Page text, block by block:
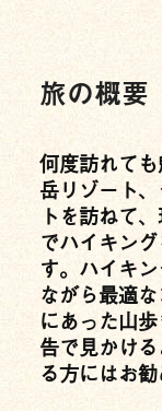
旅の概要
何度訪れて
岳リゾート
トを訪ねて
でハイキン
す。ハイキ
ながら最適
にあった山
告で見かけ
る方にはお勧